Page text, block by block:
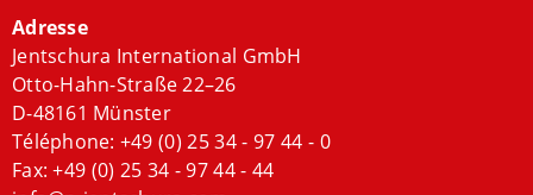
Adresse
Jentschura International GmbH
Otto-Hahn-Straße 22–26
D-48161 Münster
Téléphone: +49 (0) 25 34 - 97 44 - 0
Fax: +49 (0) 25 34 - 97 44 - 44